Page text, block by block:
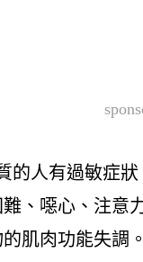
的人有過敏症
、噁心、注意
肌肉功能失調。